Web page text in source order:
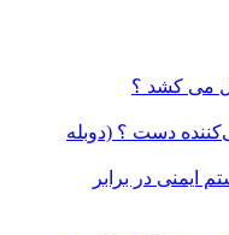
می کشد ؟
دست ؟ (دوبله
ایمنی در برابر